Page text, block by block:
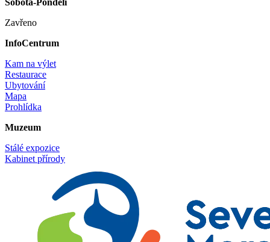
Sobota-Pondělí
Zavřeno
InfoCentrum
Kam na výlet
Restaurace
Ubytování
Mapa
Prohlídka
Muzeum
Stálé expozice
Kabinet přírody